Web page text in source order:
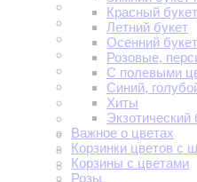
Красный
Летний букет
Осенний
Розовые,
С полевыми
Синий,
Хиты
Экзотический
Важное о цветах
Корзинки цветов с
Корзины с цветами
Розы